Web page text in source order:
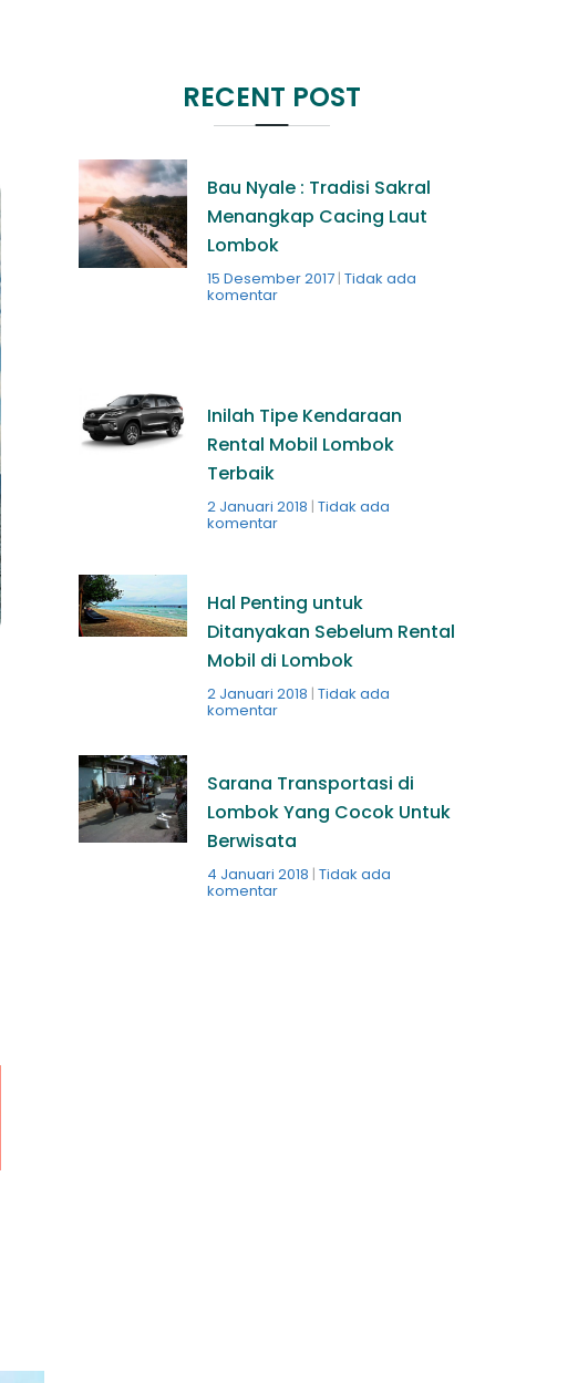
RECENT POST
Bau Nyale : Tradisi Sakral
Menangkap Cacing Laut
Lombok
15 Desember 2017 Tidak ada
komentar
Inilah Tipe Kendaraan
Rental Mobil Lombok
Terbaik
2 Januari 2018 Tidak ada
komentar
Hal Penting untuk
Ditanyakan Sebelum Rental
Mobil di Lombok
2 Januari 2018 Tidak ada
komentar
Sarana Transportasi di
Lombok Yang Cocok Untuk
Berwisata
4 Januari 2018 Tidak ada
komentar